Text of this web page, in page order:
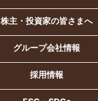
株主・投資家の皆さまへ
グループ会社情報
採用情報